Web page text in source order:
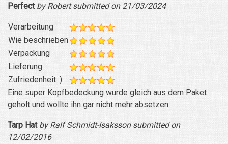
Perfect by Robert submitted on 21/03/2024
Verarbeitung
Wie beschrieben
Verpackung
Lieferung
Zufriedenheit :)
Eine super Kopfbedeckung wurde gleich aus dem Paket
geholt und wollte ihn gar nicht mehr absetzen
Tarp Hatby Ralf Schmidt-Isaksson submitted on
12/02/2016